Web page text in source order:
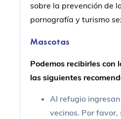
sobre la prevención de
pornografía y turismo
Mascotas
Podemos recibirles con
las siguientes
Al refugio
vecinos. Por